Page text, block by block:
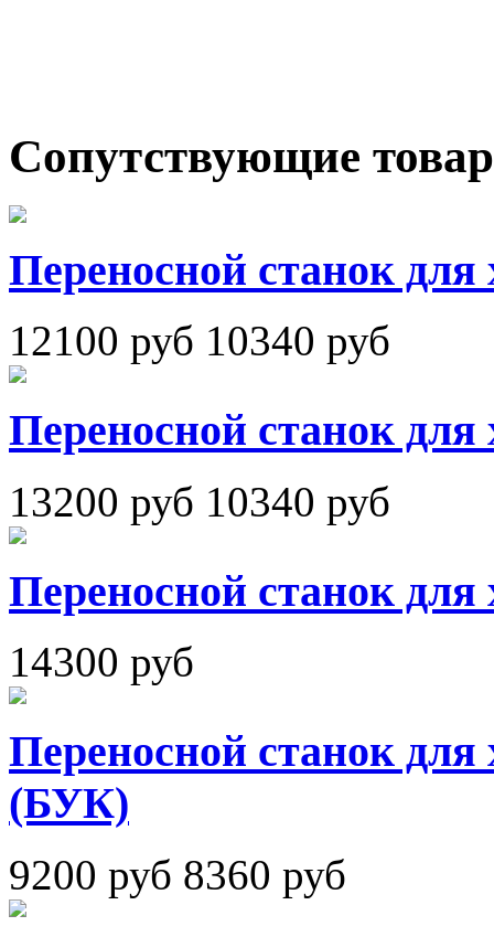
Сопутствующие
Переносной станок для
12100 руб 10340 руб
Переносной станок
13200 руб 10340 руб
Переносной станок
14300 руб
Переносной станок
(БУК)
9200 руб 8360 руб